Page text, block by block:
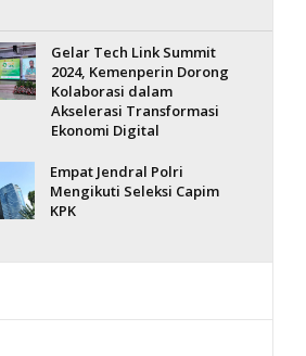
Gelar Tech Link Summit
2024, Kemenperin Dorong
Kolaborasi dalam
Akselerasi Transformasi
Ekonomi Digital
Empat Jendral Polri
Mengikuti Seleksi Capim
KPK